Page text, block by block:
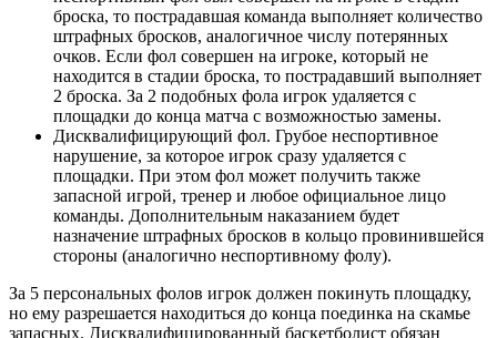
броска, то пострадавшая команда выполняет количество
штрафных бросков, аналогичное числу потерянных
очков. Если фол совершен на игроке, который не
находится в стадии броска, то пострадавший выполняет
2 броска. За 2 подобных фола игрок удаляется с
площадки до конца матча с возможностью замены.
Дисквалифицирующий фол. Грубое неспортивное
нарушение, за которое игрок сразу удаляется с
площадки. При этом фол может получить также
запасной игрой, тренер и любое официальное лицо
команды. Дополнительным наказанием будет
назначение штрафных бросков в кольцо провинившейся
стороны (аналогично неспортивному фолу).
За 5 персональных фолов игрок должен покинуть площадку,
но ему разрешается находиться до конца поединка на скамье
запасных. Дисквалифицированный баскетболист обязан